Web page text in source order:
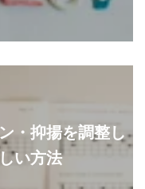
・抑揚を調整し
い方法